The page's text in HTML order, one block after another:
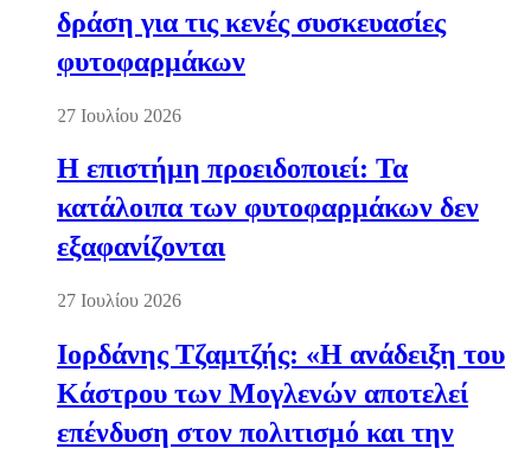
δράση για τις κενές συσκευασίες
φυτοφαρμάκων
27 Ιουλίου 2026
Η επιστήμη προειδοποιεί: Τα
κατάλοιπα των φυτοφαρμάκων δεν
εξαφανίζονται
27 Ιουλίου 2026
Ιορδάνης Τζαμτζής: «Η ανάδειξη του
Κάστρου των Μογλενών αποτελεί
επένδυση στον πολιτισμό και την